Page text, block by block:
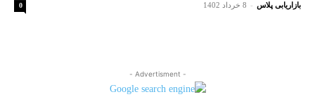
بازاریابی پلاس - 8 خرداد 1402 0
- Advertisment -